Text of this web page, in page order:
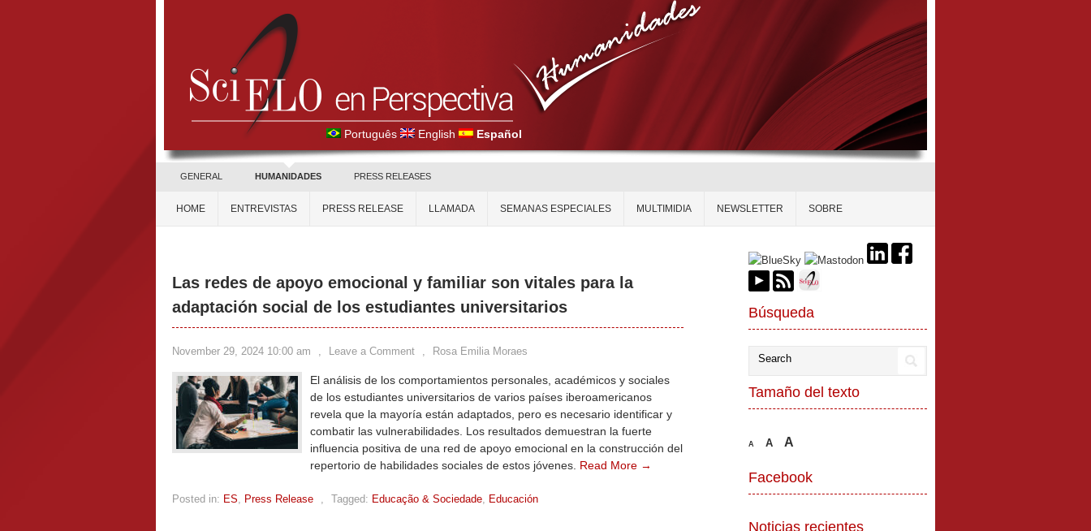
Português English Español
GENERAL HUMANIDADES PRESS RELEASES
HOME ENTREVISTAS PRESS RELEASE LLAMADA SEMANAS ESPECIALES MULTIMIDIA NEWSLETTER SOBRE
Las redes de apoyo emocional y familiar son vitales para la
adaptación social de los estudiantes universitarios
November 29, 2024 10:00 am , Leave a Comment , Rosa Emilia Moraes
El análisis de los comportamientos personales, académicos y sociales
de los estudiantes universitarios de varios países iberoamericanos
revela que la mayoría están adaptados, pero es necesario identificar y
combatir las vulnerabilidades. Los resultados demuestran la fuerte
influencia positiva de una red de apoyo emocional en la construcción del
repertorio de habilidades sociales de estos jóvenes. Read More →
Posted in: ES, Press Release , Tagged: Educação & Sociedade, Educación
Búsqueda
Tamaño del texto
A A A
Facebook
Noticias recientes